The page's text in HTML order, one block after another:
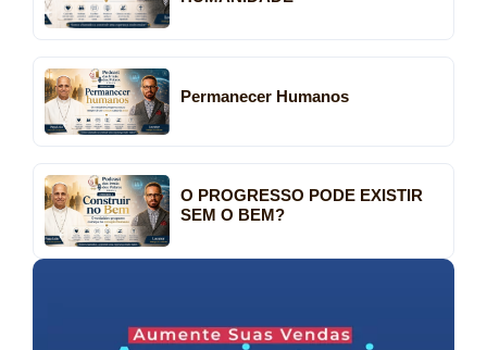
Permanecer Humanos
O PROGRESSO PODE EXISTIR
SEM O BEM?